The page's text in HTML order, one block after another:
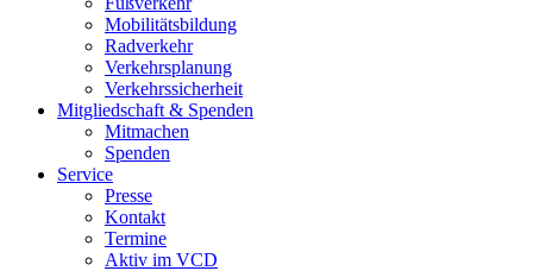
Mobilitätsbildung
Radverkehr
Verkehrsplanung
Verkehrssicherheit
Mitgliedschaft & Spenden
Mitmachen
Spenden
Service
Presse
Kontakt
Termine
Aktiv im VCD